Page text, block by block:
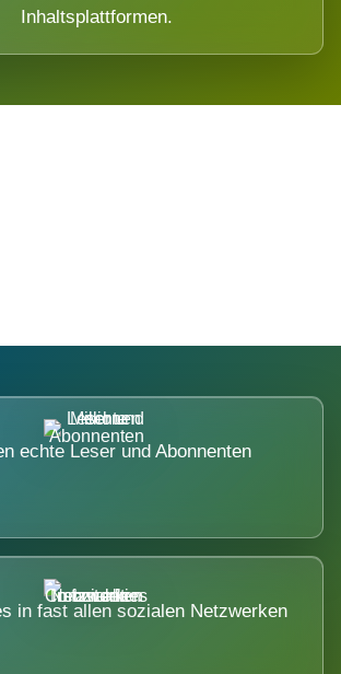
Inhaltsplattformen.
echte Leser und Abonnenten
in fast allen sozialen Netzwerken